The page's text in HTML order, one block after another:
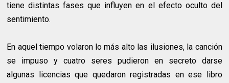
tiene distintas fases que influyen en el efecto oculto del
sentimiento.
En aquel tiempo volaron lo más alto las ilusiones, la canción
se impuso y cuatro seres pudieron en secreto darse
algunas licencias que quedaron registradas en ese libro